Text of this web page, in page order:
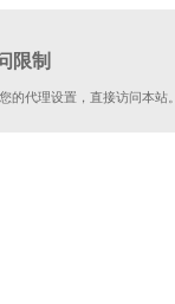
限制
的代理设置，直接访问本站。